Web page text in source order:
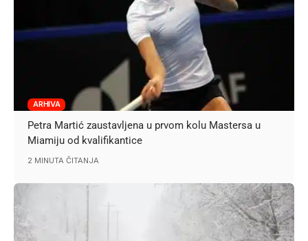
ARHIVA
Petra Martić zaustavljena u prvom kolu Mastersa u
Miamiju od kvalifikantice
2 MINUTA ČITANJA